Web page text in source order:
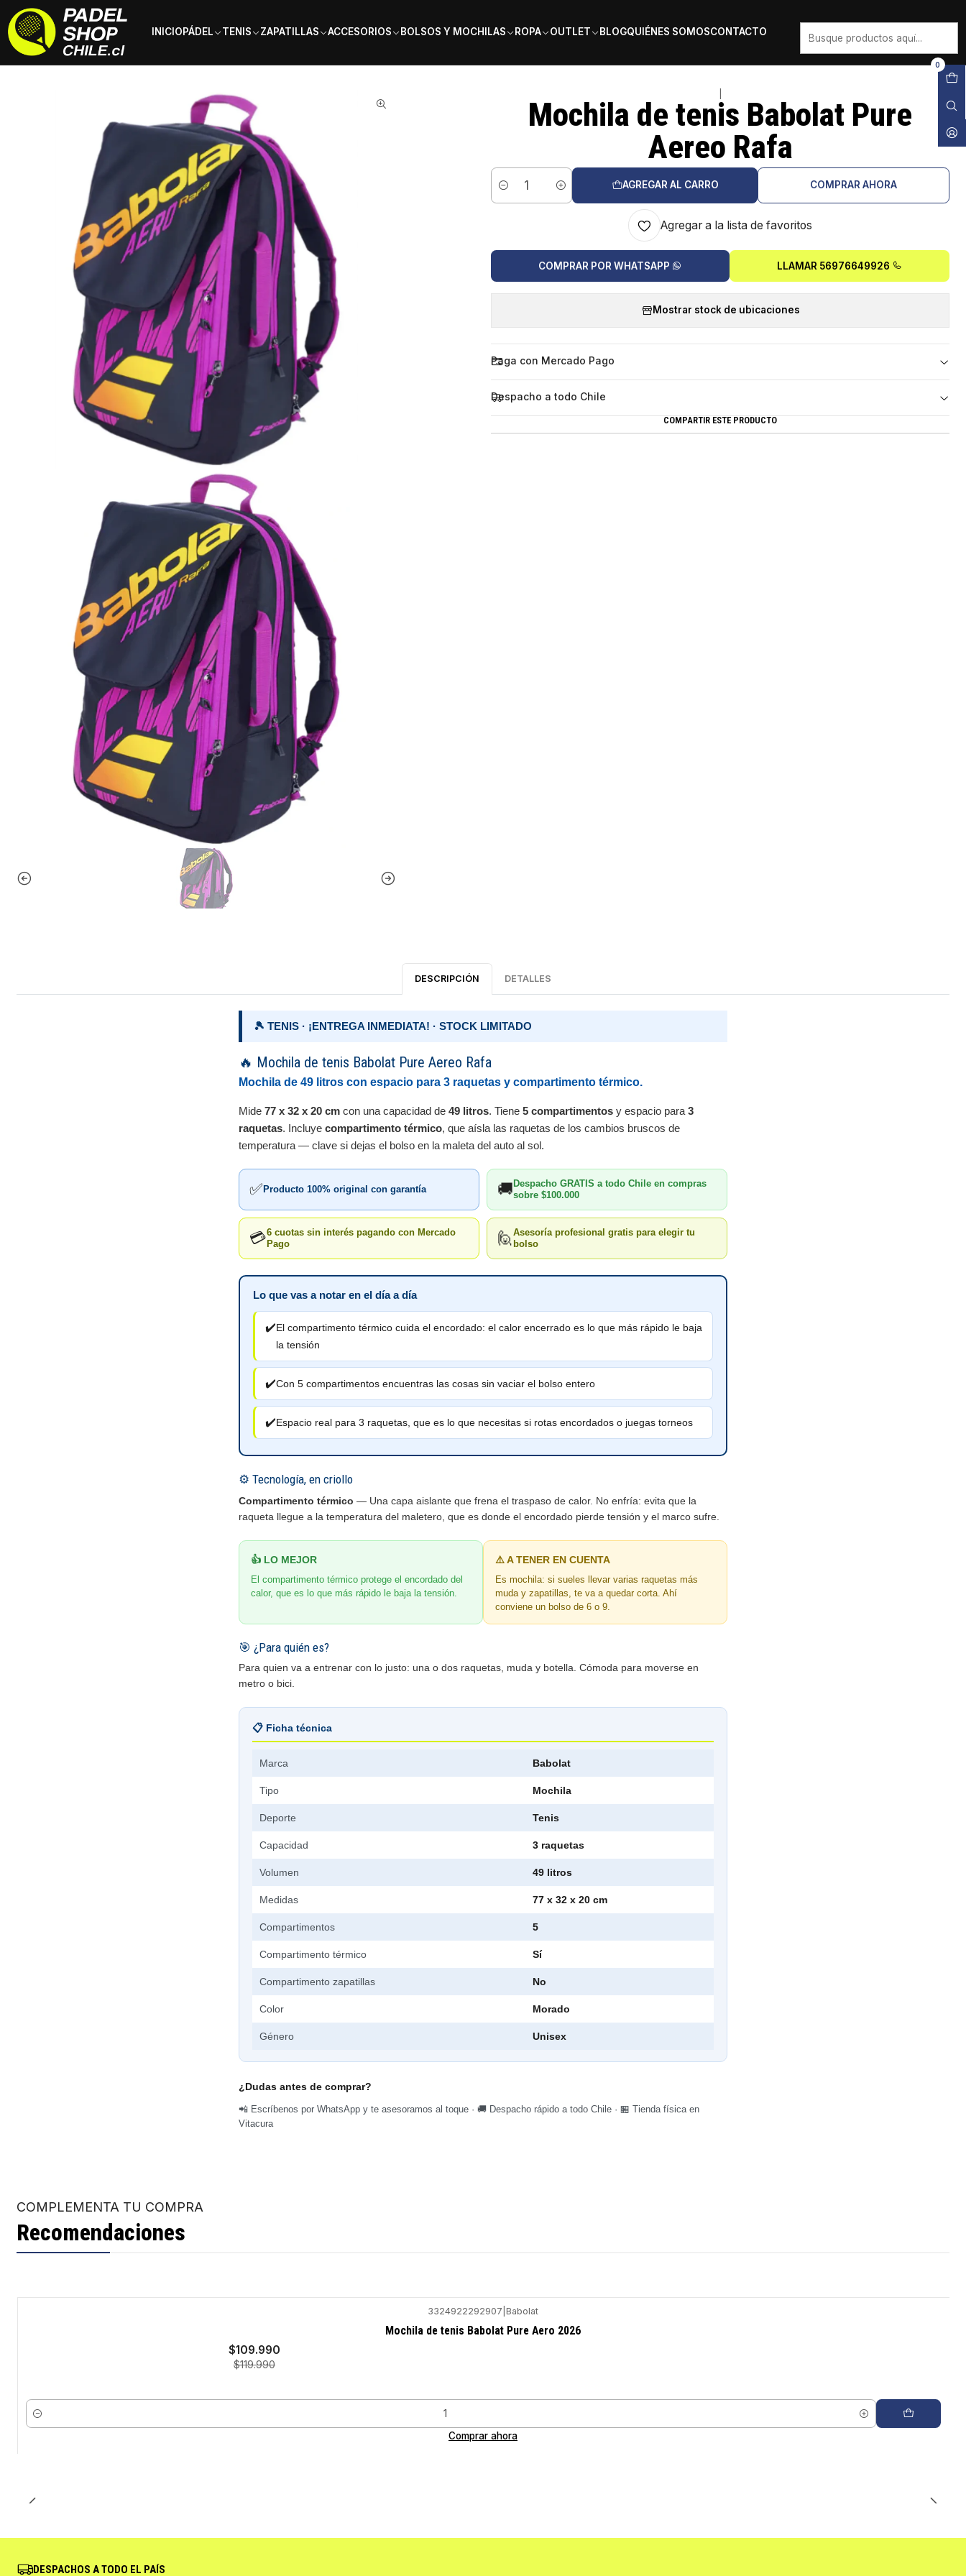
INICIOPÁDEL TENIS ZAPATILLAS ACCESORIOS BOLSOS Y MOCHILAS ROPA OUTLET BLOGQUIÉNES SOMOSCONTACTO
0
Inicio Tenis Bolsos y Mochilas
Mochila de tenis Babolat Pure
Aereo Rafa
Cantidad
AGREGAR AL CARRO COMPRAR AHORA
Agregar a la lista de favoritos
COMPRAR POR WHATSAPP LLAMAR 56976649926
Mostrar stock de ubicaciones
Paga con Mercado Pago
Despacho a todo Chile
COMPARTIR ESTE PRODUCTO
DESCRIPCIÓN DETALLES
🎾 TENIS · ¡ENTREGA INMEDIATA! · STOCK LIMITADO
🔥 Mochila de tenis Babolat Pure Aereo Rafa
Mochila de 49 litros con espacio para 3 raquetas y compartimento térmico.
Mide 77 x 32 x 20 cm con una capacidad de 49 litros. Tiene 5 compartimentos y espacio para 3
raquetas. Incluye compartimento térmico, que aísla las raquetas de los cambios bruscos de
temperatura — clave si dejas el bolso en la maleta del auto al sol.
✅ Producto 100% original con garantía 🚚 Despacho GRATIS a todo Chile en compras
sobre $100.000
💳6 cuotas sin interés pagando con Mercado
Pago
🙋 Asesoría profesional gratis para elegir tu
bolso
Lo que vas a notar en el día a día
✔️El compartimento térmico cuida el encordado: el calor encerrado es lo que más rápido le baja
la tensión
✔️Con 5 compartimentos encuentras las cosas sin vaciar el bolso entero
✔️Espacio real para 3 raquetas, que es lo que necesitas si rotas encordados o juegas torneos
⚙️ Tecnología, en criollo
Compartimento térmico — Una capa aislante que frena el traspaso de calor. No enfría: evita que la
raqueta llegue a la temperatura del maletero, que es donde el encordado pierde tensión y el marco sufre.
👍 LO MEJOR
El compartimento térmico protege el encordado del
calor, que es lo que más rápido le baja la tensión.
⚠️ A TENER EN CUENTA
Es mochila: si sueles llevar varias raquetas más
muda y zapatillas, te va a quedar corta. Ahí
conviene un bolso de 6 o 9.
🎯 ¿Para quién es?
Para quien va a entrenar con lo justo: una o dos raquetas, muda y botella. Cómoda para moverse en
metro o bici.
📋 Ficha técnica
Marca Babolat
Tipo Mochila
Deporte Tenis
Capacidad 3 raquetas
Volumen 49 litros
Medidas 77 x 32 x 20 cm
Compartimentos 5
Compartimento térmico Sí
Compartimento zapatillas No
Color Morado
Género Unisex
¿Dudas antes de comprar?
📲 Escríbenos por WhatsApp y te asesoramos al toque · 🚚 Despacho rápido a todo Chile · 🏪 Tienda física en
Vitacura
COMPLEMENTA TU COMPRA
Recomendaciones
3324922292907 Babolat
Mochila de tenis Babolat Pure Aero 2026
$109.990
$119.990
Cantidad
Comprar ahora
DESPACHOS A TODO EL PAÍS